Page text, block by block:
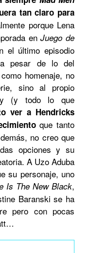
tan claro para
porque Lena
enJuego de
el último episodio
pesar de lo del
homenaje, no
sino al propio
(y todo lo que
ver a Hendricks
que tanto
no creo que
opciones y su
A Uzo Aduba
su personaje, uno
Is The New Black,
Baranski se ha
pero con pocas